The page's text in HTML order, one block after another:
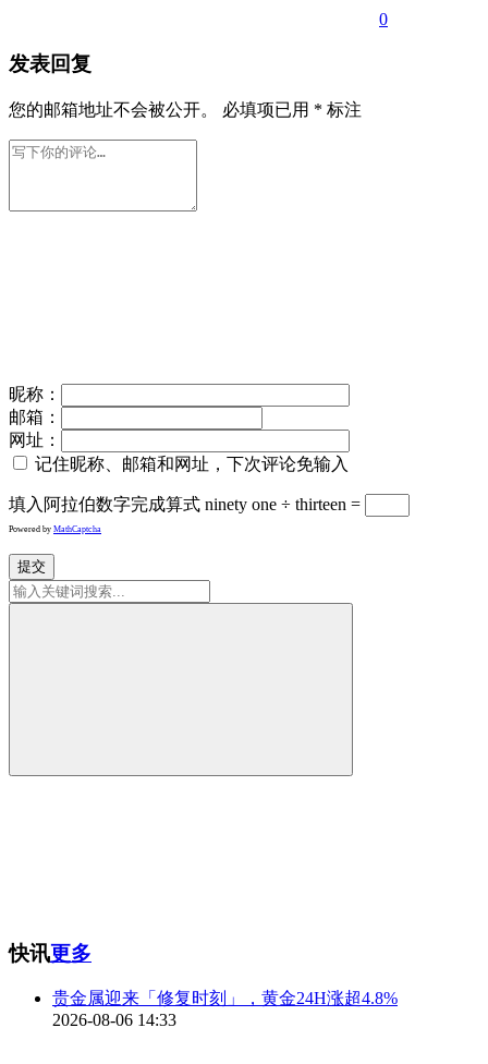
0
发表回复
您的邮箱地址不会被公开。 必填项已用 * 标注
昵称：
邮箱：
网址：
记住昵称、邮箱和网址，下次评论免输入
填入阿拉伯数字完成算式 ninety one ÷ thirteen =
Powered by MathCaptcha
提交
快讯更多
贵金属迎来「修复时刻」，黄金24H涨超4.8%
2026-08-06 14:33